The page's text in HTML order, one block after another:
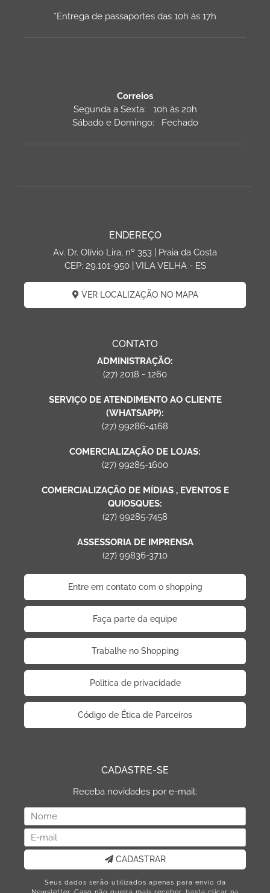
*Entrega de passaportes das 10h às 17h
Correios
Segunda a Sexta: 10h às 20h
Sábado e Domingo: Fechado
ENDEREÇO
Av. Dr. Olívio Lira, nº 353 | Praia da Costa
CEP: 29.101-950 | VILA VELHA - ES
VER LOCALIZAÇÃO NO MAPA
CONTATO
ADMINISTRAÇÃO:
(27) 2018 - 1260
SERVIÇO DE ATENDIMENTO AO CLIENTE
(WHATSAPP):
(27) 99286-4168
COMERCIALIZAÇÃO DE LOJAS:
(27) 99285-1600
COMERCIALIZAÇÃO DE MÍDIAS , EVENTOS E
QUIOSQUES:
(27) 99285-7458
ASSESSORIA DE IMPRENSA
(27) 99836-3710
Entre em contato com o shopping
Faça parte da equipe
Trabalhe no Shopping
Politica de privacidade
Código de Ética de Parceiros
CADASTRE-SE
Receba novidades por e-mail:
CADASTRAR
Seus dados serão utilizados apenas para envio da